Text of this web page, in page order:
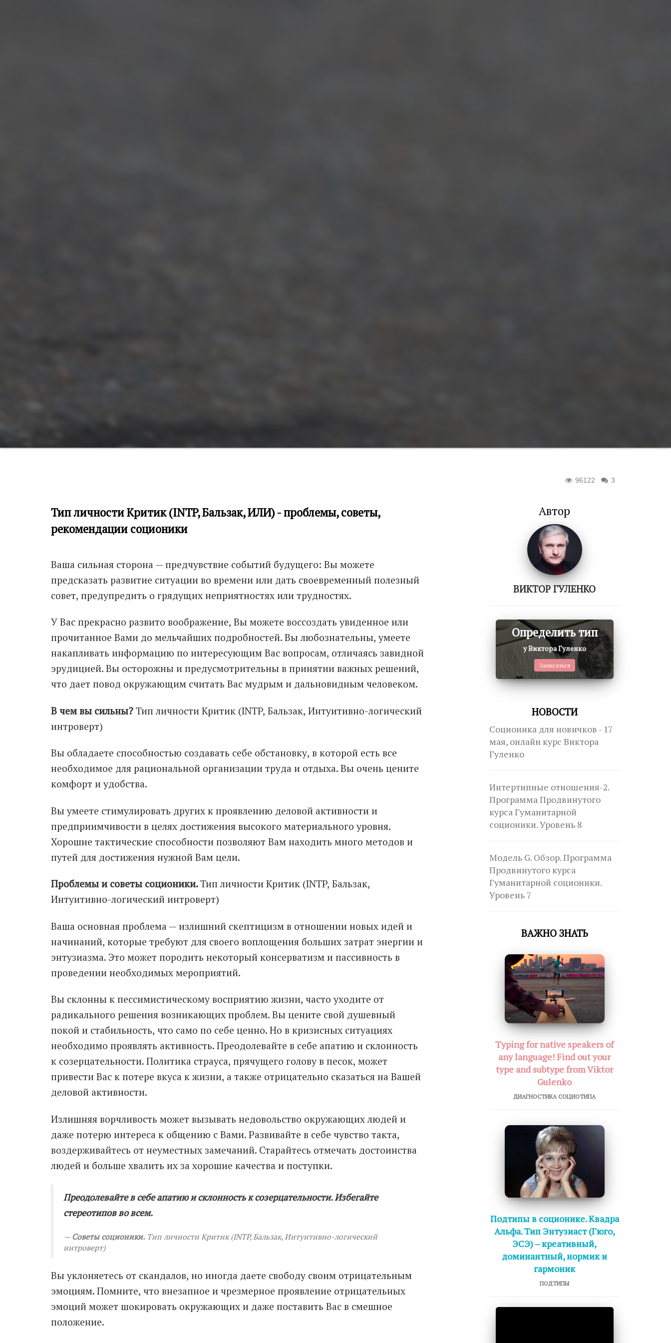
3
96122
Тип личности Критик (INTP, Бальзак, ИЛИ) - проблемы, советы,
рекомендации соционики
Ваша сильная сторона — предчувствие событий будущего: Вы можете
предсказать развитие ситуации во времени или дать своевременный полезный
совет, предупредить о грядущих неприятностях или трудностях.
У Вас прекрасно развито воображение, Вы можете воссоздать увиденное или
прочитанное Вами до мельчайших подробностей. Вы любознательны, умеете
накапливать информацию по интересующим Вас вопросам, отличаясь завидной
эрудицией. Вы осторожны и предусмотрительны в принятии важных решений,
что дает повод окружающим считать Вас мудрым и дальновидным человеком.
В чем вы сильны?Тип личности Критик (INTP, Бальзак, Интуитивно-логический
интроверт)
Вы обладаете способностью создавать себе обстановку, в которой есть все
необходимое для рациональной организации труда и отдыха. Вы очень цените
комфорт и удобства.
Вы умеете стимулировать других к проявлению деловой активности и
предприимчивости в целях достижения высокого материального уровня.
Хорошие тактические способности позволяют Вам находить много методов и
путей для достижения нужной Вам цели.
Проблемы и советы соционики.Тип личности Критик (INTP, Бальзак,
Интуитивно-логический интроверт)
Ваша основная проблема — излишний скептицизм в отношении новых идей и
начинаний, которые требуют для своего воплощения больших затрат энергии и
энтузиазма. Это может породить некоторый консерватизм и пассивность в
проведении необходимых мероприятий.
Вы склонны к пессимистическому восприятию жизни, часто уходите от
радикального решения возникающих проблем. Вы цените свой душевный
покой и стабильность, что само по себе ценно. Но в кризисных ситуациях
необходимо проявлять активность. Преодолевайте в себе апатию и склонность
к созерцательности. Политика страуса, прячущего голову в песок, может
привести Вас к потере вкуса к жизни, а также отрицательно сказаться на Вашей
деловой активности.
Излишняя ворчливость может вызывать недовольство окружающих людей и
даже потерю интереса к общению с Вами. Развивайте в себе чувство такта,
воздерживайтесь от неуместных замечаний. Старайтесь отмечать достоинства
людей и больше хвалить их за хорошие качества и поступки.
Преодолевайте в себе апатию и склонность к созерцательности. Избегайте
стереотипов во всем.
Советы соционики. Тип личности Критик (INTP, Бальзак, Интуитивно-логический
интроверт)
Вы уклоняетесь от скандалов, но иногда даете свободу своим отрицательным
эмоциям. Помните, что внезапное и чрезмерное проявление отрицательных
эмоций может шокировать окружающих и даже поставить Вас в смешное
положение.
Автор
ВИКТОР ГУЛЕНКО
Определить тип
у Виктора Гуленко
Записаться
НОВОСТИ
Соционика для новичков - 17
мая, онлайн курс Виктора
Гуленко
Интертипные отношения-2.
Программа Продвинутого
курса Гуманитарной
соционики. Уровень 8
Модель G. Обзор. Программа
Продвинутого курса
Гуманитарной соционики.
Уровень 7
ВАЖНО ЗНАТЬ
Typing for native speakers of
any language! Find out your
type and subtype from Viktor
Gulenko
ДИАГНОСТИКА СОЦИОТИПА
Подтипы в соционике. Квадра
Альфа. Тип Энтузиаст (Гюго,
ЭСЭ) – креативный,
доминантный, нормик и
гармоник
ПОДТИПЫ